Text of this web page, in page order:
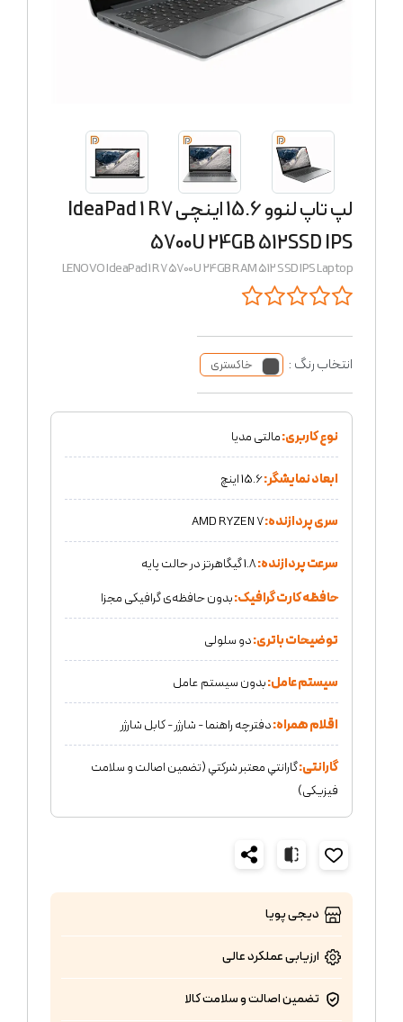
لپ تاپ لنوو 15.6 اینچی IdeaPad 1 R7
5700U 24GB 512SSD IPS
LENOVO IdeaPad 1 R7 5700U 24GB RAM 512 SSD IPS Laptop
انتخاب رنگ : خاکستری
نوع کاربری:مالتی مدیا
ابعاد نمایشگر:15.6 اینچ
سری پردازنده:AMD RYZEN 7
سرعت پردازنده:1.8 گیگاهرتز در حالت پایه
حافظه کارت گرافیک:بدون حافظه‌ی گرافیکی مجزا
توضیحات باتری:دو سلولی
سیستم عامل:بدون سیستم عامل
اقلام همراه:دفترچه راهنما - شارژر - کابل شارژر
گارانتی:گارانتي معتبر شركتي (تضمين اصالت و سلامت
فیزیکی)
دیجی پویا
ارزیابی عملکردعالی
تضمین اصالت و سلامت کالا